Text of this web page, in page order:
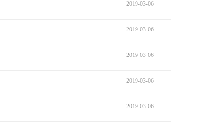
2019-03-06
2019-03-06
2019-03-06
2019-03-06
2019-03-06